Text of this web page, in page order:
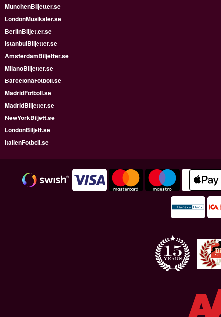
MunchenBiljetter.se
LondonMusikaler.se
BerlinBiljetter.se
IstanbulBiljetter.se
AmsterdamBiljetter.se
MilanoBiljetter.se
BarcelonaFotboll.se
MadridFotboll.se
MadridBiljetter.se
NewYorkBiljett.se
LondonBiljett.se
ItalienFotboll.se